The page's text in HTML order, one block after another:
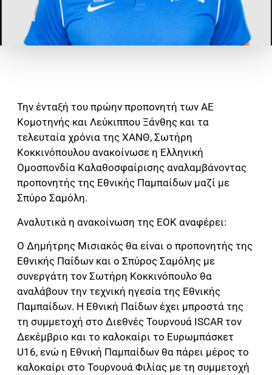
Την ένταξή του πρώην προπονητή των ΑΕ
Κομοτηνής και Λεύκιππου Ξάνθης και τα
τελευταία χρόνια της ΧΑΝΘ, Σωτήρη
Κοκκινόπουλου ανακοίνωσε η Ελληνική
Ομοσπονδία Καλαθοσφαίρισης αναλαμβάνοντας
προπονητής της Εθνικής Παμπαίδων μαζί με
Σπύρο Σαμόλη.
Αναλυτικά η ανακοίνωση της ΕΟΚ αναφέρει:
Ο Δημήτρης Μισιακός θα είναι ο προπονητής της
Εθνικής Παίδων και ο Σπύρος Σαμόλης με
συνεργάτη τον Σωτήρη Κοκκινόπουλο θα
αναλάβουν την τεχνική ηγεσία της Εθνικής
Παμπαίδων. Η Εθνική Παίδων έχει μπροστά της
τη συμμετοχή στο Διεθνές Τουρνουά ISCAR τον
Δεκέμβριο και το καλοκαίρι το Ευρωμπάσκετ
U16, ενώ η Εθνική Παμπαίδων θα πάρει μέρος το
καλοκαίρι στο Τουρνουά Φιλίας με τη συμμετοχή